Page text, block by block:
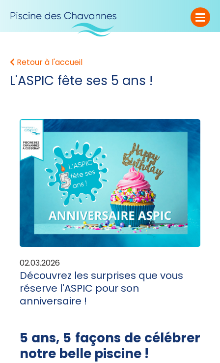
Retour à l'accueil
L'ASPIC fête ses 5 ans !
02.03.2026
Découvrez les surprises que vous
réserve l'ASPIC pour son
anniversaire !
5 ans, 5 façons de célébrer
notre belle piscine !